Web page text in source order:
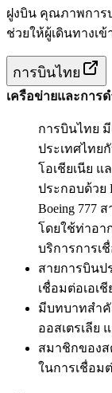
ฝูงบิน คุณภาพการ
ช่วยให้ผู้เดินทางเ
การบินไทย
เครือข่ายและการ
การบินไทย
ประเทศไทย
โอเชียเนีย แ
ประกอบด้วย
Boeing 777
โดยใช้ท่าอา
บริการการเ
สายการบินป
เชื่อมต่อเอเ
มีบทบาทสำคั
ออสเตรเลีย
สมาชิกของ
ในการเชื่อม